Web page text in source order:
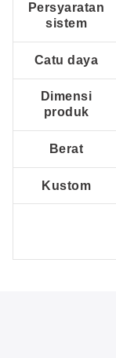
Persyaratan
sistem
Catu daya
Dimensi
produk
Berat
Kustom